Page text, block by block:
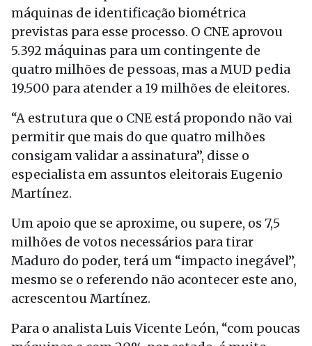
máquinas de identificação biométrica
previstas para esse processo. O CNE aprovou
5.392 máquinas para um contingente de
quatro milhões de pessoas, mas a MUD pedia
19.500 para atender a 19 milhões de eleitores.
“A estrutura que o CNE está propondo não vai
permitir que mais do que quatro milhões
consigam validar a assinatura”, disse o
especialista em assuntos eleitorais Eugenio
Martínez.
Um apoio que se aproxime, ou supere, os 7,5
milhões de votos necessários para tirar
Maduro do poder, terá um “impacto inegável”,
mesmo se o referendo não acontecer este ano,
acrescentou Martínez.
Para o analista Luis Vicente León, “com poucas